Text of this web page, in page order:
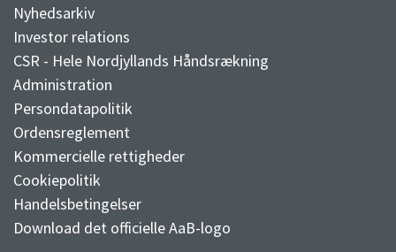
Nyhedsarkiv
Investor relations
CSR - Hele Nordjyllands Håndsrækning
Administration
Persondatapolitik
Ordensreglement
Kommercielle rettigheder
Cookiepolitik
Handelsbetingelser
Download det officielle AaB-logo